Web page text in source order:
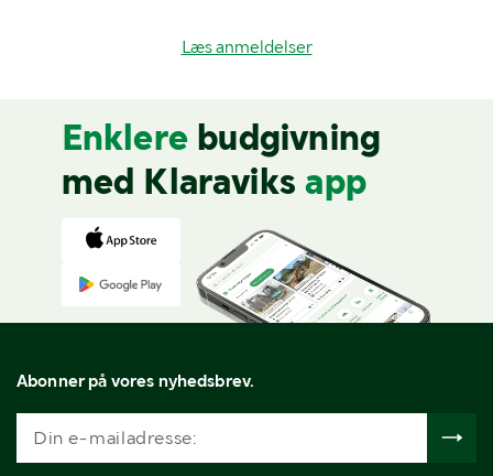
Læs anmeldelser
Enklere budgivning
med Klaraviks app
Abonner på vores nyhedsbrev.